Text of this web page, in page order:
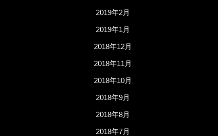
2019年2月
2019年1月
2018年12月
2018年11月
2018年10月
2018年9月
2018年8月
2018年7月